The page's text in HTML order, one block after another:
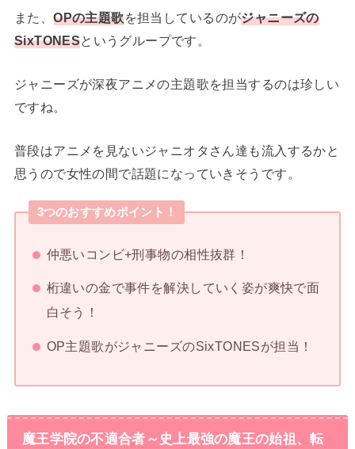
また、OPの主題歌を担当しているのがジャニーズの
SixTONESというグループです。
ジャニーズが深夜アニメの主題歌を担当するのは珍しい
ですね。
普段はアニメを見ないジャニオタさん達も流入するかと
思うので女性の間で話題になっていきそうです。
3つのおすすめポイント！
仲悪いコンビ+刑事物の相性抜群！
桁違いの金で事件を解決していく姿が爽快で面
白そう！
OP主題歌がジャニーズのSixTONESが担当！
魔王学院の不適合者～史上最強の魔王の始祖、転